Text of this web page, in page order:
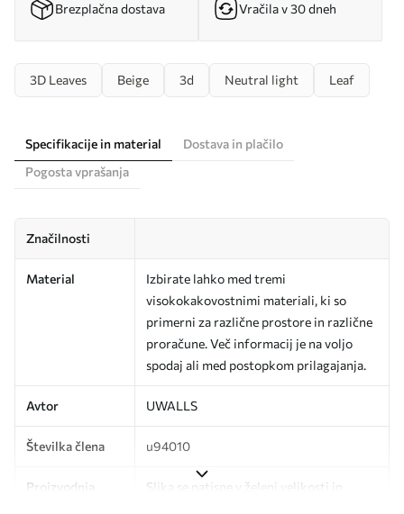
Brezplačna dostava Vračila v 30 dneh
3D Leaves Beige 3d Neutral light Leaf
Specifikacije in material
Dostava in plačilo
Pogosta vprašanja
Značilnosti
Material
Izbirate lahko med tremi
visokokakovostnimi materiali, ki so
primerni za različne prostore in različne
proračune. Več informacij je na voljo
spodaj ali med postopkom prilagajanja.
Avtor UWALLS
Številka člena u94010
Proizvodnja
Slika se natisne v želeni velikosti in